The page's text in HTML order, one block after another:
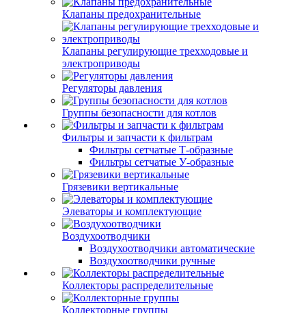
Клапаны предохранительные
Клапаны регулирующие трехходовые и
электроприводы
Регуляторы давления
Группы безопасности для котлов
Фильтры и запчасти к фильтрам
Фильтры сетчатые Т-образные
Фильтры сетчатые У-образные
Грязевики вертикальные
Элеваторы и комплектующие
Воздухоотводчики
Воздухоотводчики автоматические
Воздухоотводчики ручные
Коллекторы распределительные
Коллекторные группы